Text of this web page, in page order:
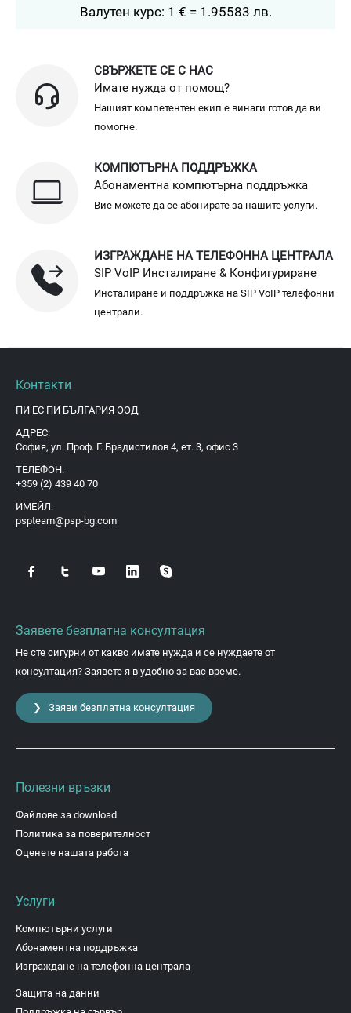
Валутен курс: 1 € = 1.95583 лв.
СВЪРЖЕТЕ СЕ С НАС
Имате нужда от помощ?
Нашият компетентен екип е винаги готов да ви
помогне.
КОМПЮТЪРНА ПОДДРЪЖКА
Абонаментна компютърна поддръжка
Вие можете да се абонирате за нашите услуги.
ИЗГРАЖДАНЕ НА ТЕЛЕФОННА ЦЕНТРАЛА
SIP VoIP Инсталиране & Конфигуриране
Инсталиране и поддръжка на SIP VoIP телефонни
централи.
Контакти
ПИ ЕС ПИ БЪЛГАРИЯ ООД
АДРЕС:
София, ул. Проф. Г. Брадистилов 4, ет. 3, офис 3
ТЕЛЕФОН:
+359 (2) 439 40 70
ИМЕЙЛ:
pspteam@psp-bg.com
Заявете безплатна консултация
Не сте сигурни от какво имате нужда и се нуждаете от
консултация? Заявете я в удобно за вас време.
❯ Заяви безплатна консултация
Полезни връзки
Файлове за download
Политика за поверителност
Оценете нашата работа
Услуги
Компютърни услуги
Абонаментна поддръжка
Изграждане на телефонна централа
Защита на данни